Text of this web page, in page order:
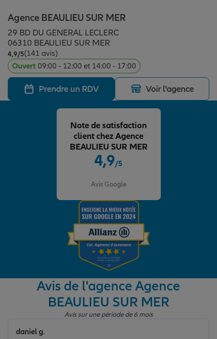
Assurance animal de compagnie
Protection juridique
Plan épargne retraite
Assurance vie
Placements financiers
Investissements immobiliers
Vos projets
Partir en vacances
Déménager
Changer de voiture
Conseil assurance
Assurance auto
Assurance habitation
Garantie des accidents de la vie
Assurance scolaire
Protection juridique
Agence BEAULIEU SUR MER
29 BD DU GENERAL LECLERC
06310 BEAULIEU SUR MER
4,9/5Note de 4.9 sur 5
(141 avis)
Ouvert 09:00 - 12:00 et 14:00 - 17:00
Prendre un RDV Voir l'agence
4,9/5
Avis Google
Note de satisfaction
client chez Agence
BEAULIEU SUR MER
Avis de l'agence Agence
BEAULIEU SUR MER
Avis sur une période de 6 mois
daniel g.